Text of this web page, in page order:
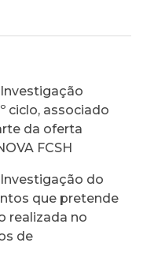
ciclo, associado
da oferta
FCSH
do
que pretende
realizada no
de